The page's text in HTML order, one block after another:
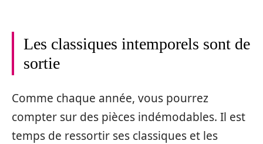
Les classiques intemporels sont de
sortie
Comme chaque année, vous pourrez
compter sur des pièces indémodables. Il est
temps de ressortir ses classiques et les